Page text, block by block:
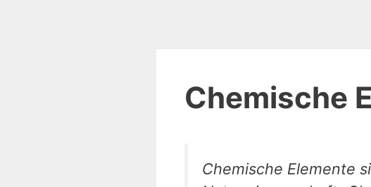
Chemische
Chemische Elemente